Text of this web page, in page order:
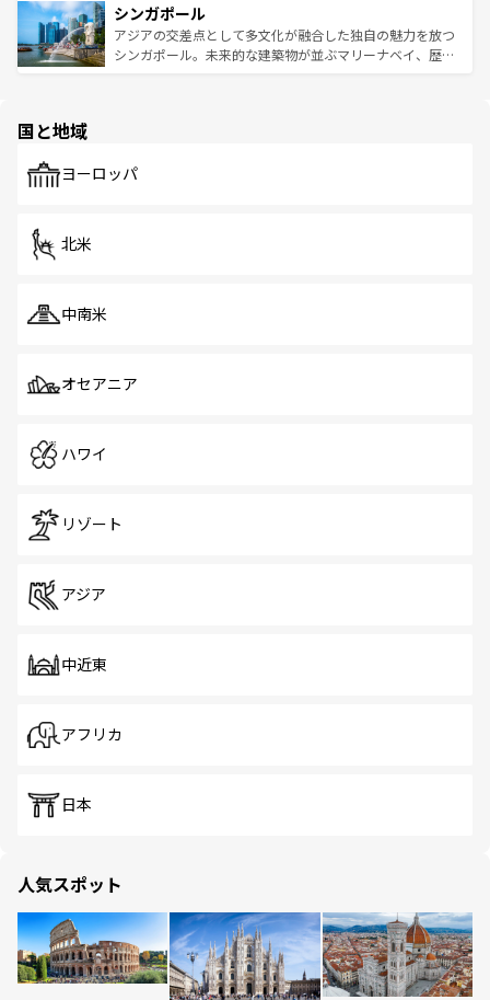
参照してほしい。
激する。気候は一年中温暖で、どの季節にも異なる楽しみ
が待っている。親しみやすいタイの人々、仏教を中心とし
た文化、そして多様な観光資源が、訪れる旅人を魅了し続
み、どこを訪れても感動するはず。観光スポットが密集し
ており、効率よく見どころを回れるのも魅力。息をのむよ
うな絶景から文化的な体験まで、香港を存分に楽しみ尽く
シンガポール
アジアの交差点として多文化が融合した独自の魅力を放つ
シンガポール。未来的な建築物が並ぶマリーナベイ、歴史
で、ホーカーズは地元の風情を楽しめる外せないスポット
国と地域
ヨーロッパ
北米
中南米
オセアニア
ハワイ
リゾート
アジア
中近東
アフリカ
日本
人気スポット